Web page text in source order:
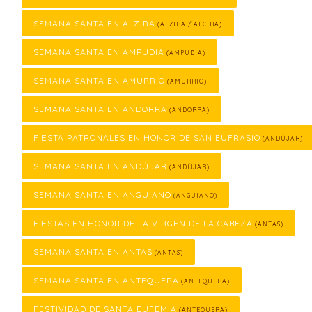
SEMANA SANTA EN ALZIRA (ALZIRA / ALCIRA)
SEMANA SANTA EN AMPUDIA (AMPUDIA)
SEMANA SANTA EN AMURRIO (AMURRIO)
SEMANA SANTA EN ANDORRA (ANDORRA)
FIESTA PATRONALES EN HONOR DE SAN EUFRASIO (ANDÚJAR)
SEMANA SANTA EN ANDÚJAR (ANDÚJAR)
SEMANA SANTA EN ANGUIANO (ANGUIANO)
FIESTAS EN HONOR DE LA VIRGEN DE LA CABEZA (ANTAS)
SEMANA SANTA EN ANTAS (ANTAS)
SEMANA SANTA EN ANTEQUERA (ANTEQUERA)
FESTIVIDAD DE SANTA EUFEMIA (ANTEQUERA)